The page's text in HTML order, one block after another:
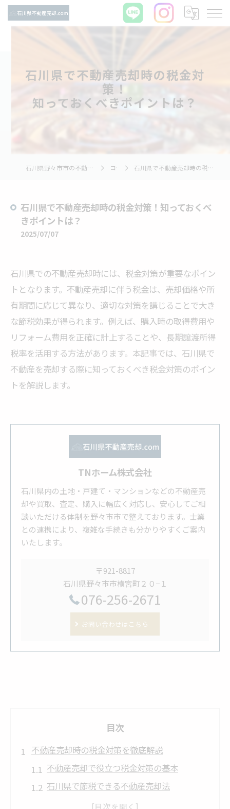
石川県で不動産売却時の税金対
策！
知っておくべきポイントは？
石川県野々市市の不動産売却ならTNホーム株式会社 コラム 石川県で不動産売却時の税金対策！知っておくべきポイントは？
石川県で不動産売却時の税金対策！知っておくべ
きポイントは？
2025/07/07
石川県での不動産売却時には、税金対策が重要なポイン
トとなります。不動産売却に伴う税金は、売却価格や所
有期間に応じて異なり、適切な対策を講じることで大き
な節税効果が得られます。例えば、購入時の取得費用や
リフォーム費用を正確に計上することや、長期譲渡所得
税率を活用する方法があります。本記事では、石川県で
不動産を売却する際に知っておくべき税金対策のポイン
トを解説します。
TNホーム株式会社
石川県内の土地・戸建て・マンションなどの不動産売
却や買取、査定、購入に幅広く対応し、安心してご相
談いただける体制を野々市市で整えております。士業
との連携により、複雑な手続きも分かりやすくご案内
いたします。
〒921-8817
石川県野々市市横宮町２０−１
076-256-2671
お問い合わせはこちら
目次
不動産売却時の税金対策を徹底解説
不動産売却で役立つ税金対策の基本
石川県で節税できる不動産売却法
税金対策に不可欠な取得費用の把握